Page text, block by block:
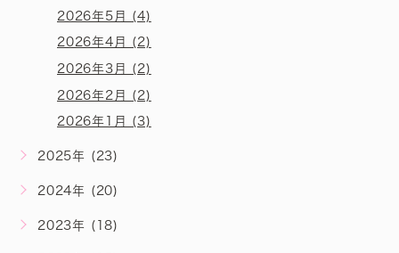
2026年5月 (4)
2026年4月 (2)
2026年3月 (2)
2026年2月 (2)
2026年1月 (3)
2025年 (23)
2024年 (20)
2023年 (18)